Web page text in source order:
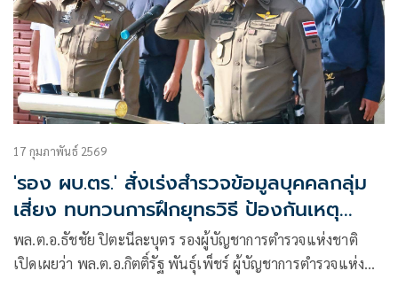
17 กุมภาพันธ์ 2569
'รอง ผบ.ตร.' สั่งเร่งสำรวจข้อมูลบุคคลกลุ่ม
เสี่ยง ทบทวนการฝึกยุทธวิธี ป้องกันเหตุ
อุกฉกรรจ์
พล.ต.อ.ธัชชัย ปิตะนีละบุตร รองผู้บัญชาการตำรวจแห่งชาติ
เปิดเผยว่า พล.ต.อ.กิตติ์รัฐ พันธุ์เพ็ชร์ ผู้บัญชาการตำรวจแห่ง